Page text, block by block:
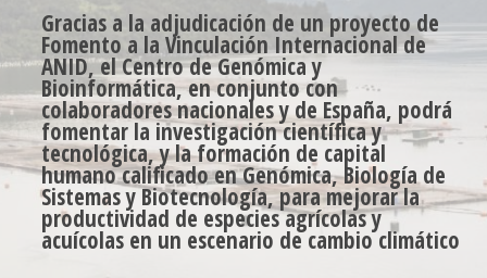
Gracias a la adjudicación de un proyecto de
Fomento a la Vinculación Internacional de
ANID, el Centro de Genómica y
Bioinformática, en conjunto con
colaboradores nacionales y de España, podrá
fomentar la investigación científica y
tecnológica, y la formación de capital
humano calificado en Genómica, Biología de
Sistemas y Biotecnología, para mejorar la
productividad de especies agrícolas y
acuícolas en un escenario de cambio climático